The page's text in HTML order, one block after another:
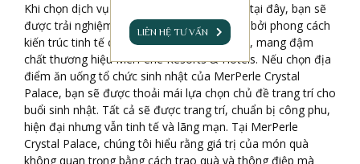
LIÊN HỆ TƯ VẤN
Khi chọn dịch vụ ăn uống tổ chức sinh nhật tại đây, bạn sẽ
được trải nghiệm trong không gian tráng lệ bởi phong cách
kiến trúc tinh tế của hai nền văn hóa Á – Âu, mang đậm
chất thương hiệu MerPerle Resorts & Hotels. Nếu chọn địa
điểm ăn uống tổ chức sinh nhật của MerPerle Crystal
Palace, bạn sẽ được thoải mái lựa chọn chủ đề trang trí cho
buổi sinh nhật. Tất cả sẽ được trang trí, chuẩn bị công phu,
hiện đại nhưng vẫn tinh tế và lãng mạn. Tại MerPerle
Crystal Palace, chúng tôi hiểu rằng giá trị của món quà
không quan trọng bằng cách trao quà và thông điệp mà